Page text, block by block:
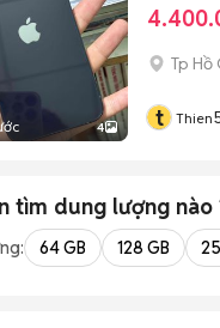
4
Tp Hồ
t Thien
tìm dung lượng nào
64 GB 128 GB